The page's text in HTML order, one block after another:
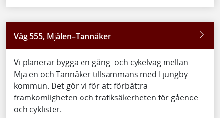
Väg 555, Mjälen–Tannåker
Vi planerar bygga en gång- och cykelväg mellan
Mjälen och Tannåker tillsammans med Ljungby
kommun. Det gör vi för att förbättra
framkomligheten och trafiksäkerheten för gående
och cyklister.